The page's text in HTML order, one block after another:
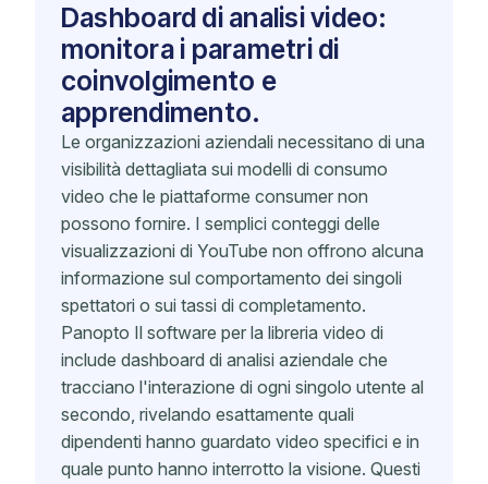
Dashboard di analisi video:
monitora i parametri di
coinvolgimento e
apprendimento.
Le organizzazioni aziendali necessitano di una
visibilità dettagliata sui modelli di consumo
video che le piattaforme consumer non
possono fornire. I semplici conteggi delle
visualizzazioni di YouTube non offrono alcuna
informazione sul comportamento dei singoli
spettatori o sui tassi di completamento.
Panopto Il software per la libreria video di
include dashboard di analisi aziendale che
tracciano l'interazione di ogni singolo utente al
secondo, rivelando esattamente quali
dipendenti hanno guardato video specifici e in
quale punto hanno interrotto la visione. Questi